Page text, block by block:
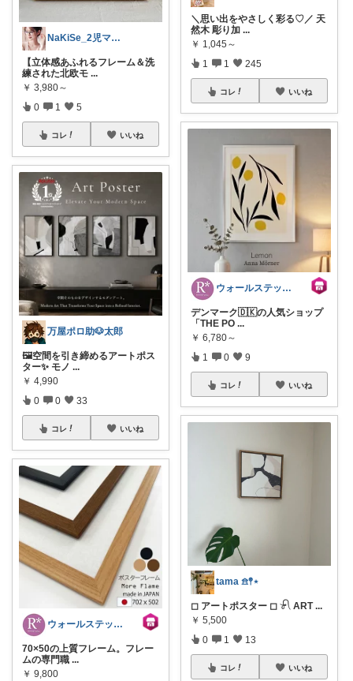
NaKiSe_2児ママ🌸訪問感謝です
【立体感あふれるフレーム＆洗
練された北欧モ ...
￥ 3,980～
0 1 5
コレ いいね
万屋ポロ助🐶太郎
🖼空間を引き締めるアートポス
ター✨ モノ ...
￥ 4,990
0 0 33
コレ いいね
ウォールステッカーのルームプラス
70×50の上質フレーム。フレー
ムの専門職 ...
￥ 9,800
＼思い出をやさしく彩る♡／ 天
然木 彫り加 ...
￥ 1,045～
1 1 245
コレ いいね
ウォールステッカーのルームプラス
デンマーク🇩🇰の人気ショップ
「THE PO ...
￥ 6,780～
1 0 9
コレ いいね
tama 𖠿𖤣⋆
◻︎ アートポスター ◻︎ 𓍯 ART...
￥ 5,500
0 1 13
コレ いいね